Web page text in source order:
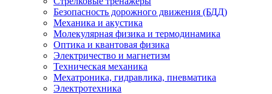
Безопасность дорожного движения (БДД)
Механика и акустика
Молекулярная физика и термодинамика
Оптика и квантовая физика
Электричество и магнетизм
Техническая механика
Мехатроника, гидравлика, пневматика
Электротехника